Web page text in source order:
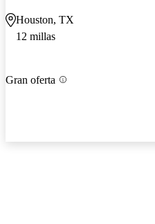
Houston, TX
12 millas
Gran oferta